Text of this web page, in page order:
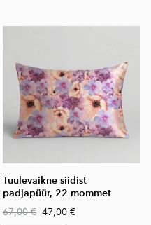
Tuulevaikne siidist
padjapüür, 22 mommet
67,00 € 47,00 €